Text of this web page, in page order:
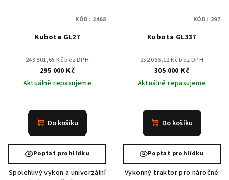
Kubota GL27
243 801,65 Kč bez DPH
295 000 Kč
Aktuálně repasujeme
Do košíku
Poptat prohlídku
Spolehlivý výkon a univerzální
KÓD: 2468
Kubota GL337
252 066,12 Kč bez DPH
305 000 Kč
Aktuálně repasujeme
Do košíku
Poptat prohlídku
Výkonný traktor pro náročné
KÓD: 297